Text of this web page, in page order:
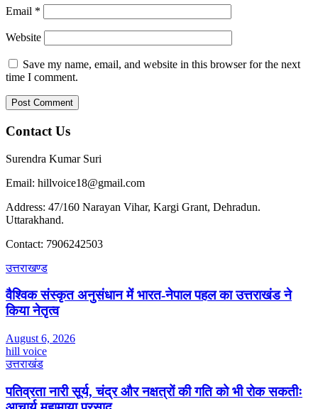
Email *
Website
Save my name, email, and website in this browser for the next
time I comment.
Contact Us
Surendra Kumar Suri
Email: hillvoice18@gmail.com
Address: 47/160 Narayan Vihar, Kargi Grant, Dehradun.
Uttarakhand.
Contact: 7906242503
उत्तराखण्ड
वैश्विक संस्कृत अनुसंधान में भारत-नेपाल पहल का उत्तराखंड ने
किया नेतृत्व
August 6, 2026
hill voice
उत्तराखंड
पतिव्रता नारी सूर्य, चंद्र और नक्षत्रों की गति को भी रोक सकतीः